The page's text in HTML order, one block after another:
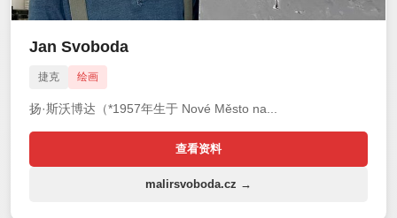
Jan Svoboda
捷克 绘画
扬·斯沃博达（*1957年生于 Nové Město na...
查看资料
malirsvoboda.cz →